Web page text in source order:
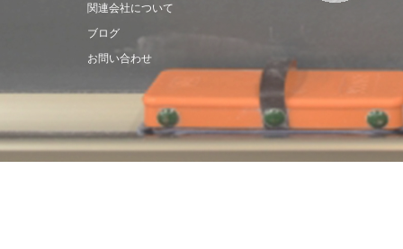
関連会社について
ブログ
お問い合わせ